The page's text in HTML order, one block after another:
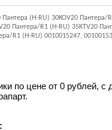
(H-RU) 30KOV20
Пантера/R1 (H-RU) 35KTV20
R1 (H-RU) 0010015247,
по цене от 0 рублей,